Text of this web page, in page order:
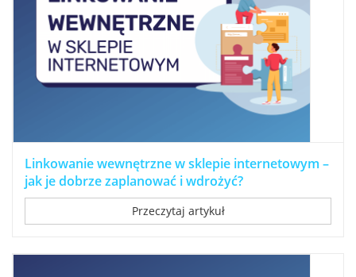
Linkowanie wewnętrzne w sklepie internetowym –
jak je dobrze zaplanować i wdrożyć?
Przeczytaj artykuł